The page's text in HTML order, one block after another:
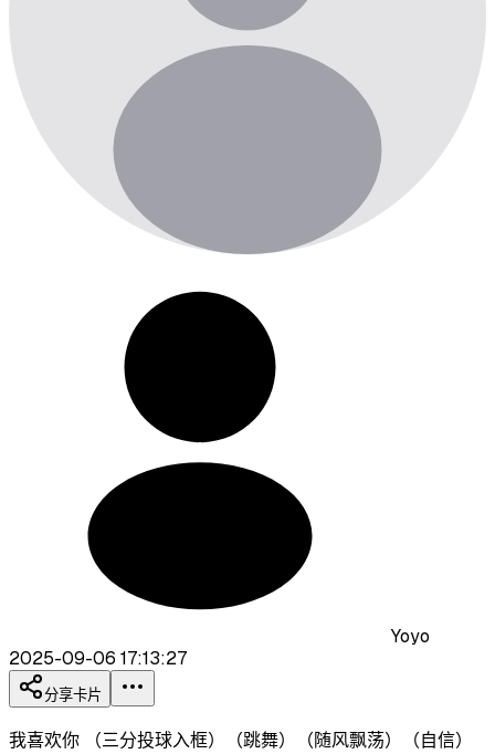
Yoyo
2025-09-06 17:13:27
分享卡片
我喜欢你 （三分投球入框）（跳舞）（随风飘荡）（自信）